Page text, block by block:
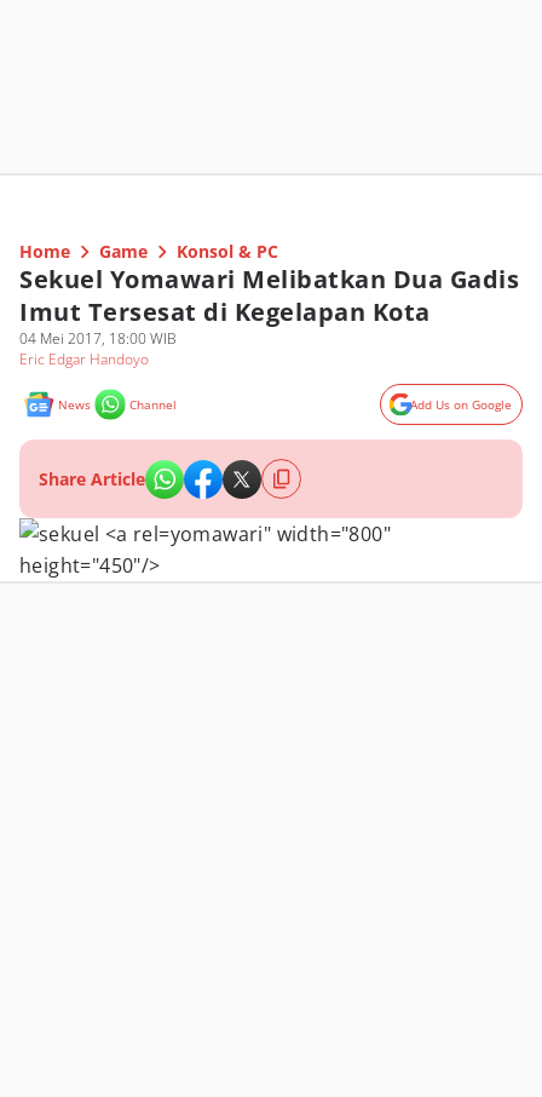
Home Game Konsol & PC
Sekuel Yomawari Melibatkan Dua Gadis
Imut Tersesat di Kegelapan Kota
04 Mei 2017, 18:00 WIB
Eric Edgar Handoyo
News Channel Add Us on Google
Share Article
yomawari" width="800"
height="450"/>